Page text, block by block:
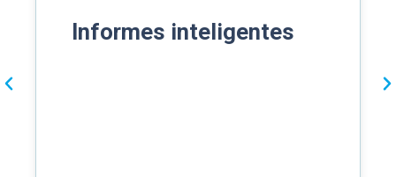
Informes inteligentes